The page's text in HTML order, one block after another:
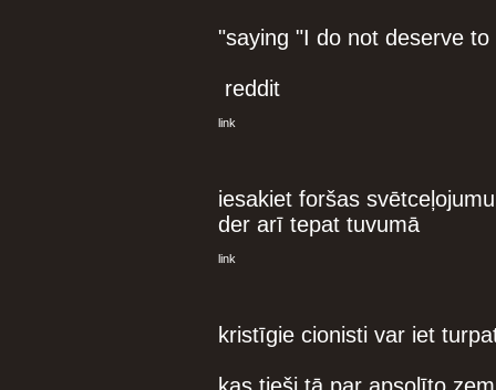
"saying "I do not deserve
reddit
link
iesakiet foršas
der arī tepat tuvumā
link
kristīgie cionisti var iet